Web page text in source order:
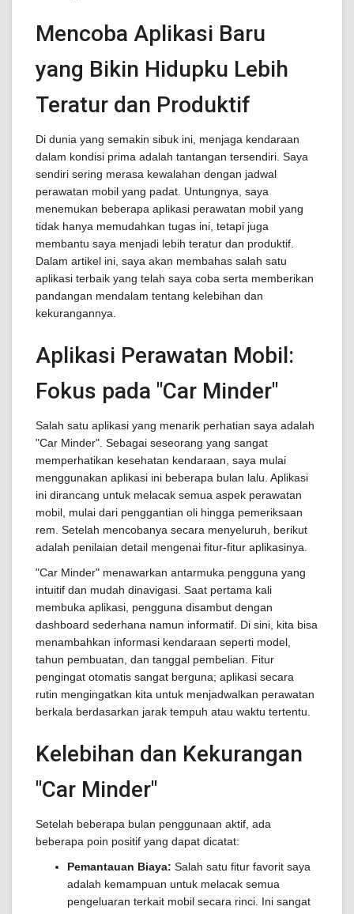
Mencoba Aplikasi Baru
yang Bikin Hidupku Lebih
Teratur dan Produktif
Di dunia yang semakin sibuk ini, menjaga kendaraan
dalam kondisi prima adalah tantangan tersendiri. Saya
sendiri sering merasa kewalahan dengan jadwal
perawatan mobil yang padat. Untungnya, saya
menemukan beberapa aplikasi perawatan mobil yang
tidak hanya memudahkan tugas ini, tetapi juga
membantu saya menjadi lebih teratur dan produktif.
Dalam artikel ini, saya akan membahas salah satu
aplikasi terbaik yang telah saya coba serta memberikan
pandangan mendalam tentang kelebihan dan
kekurangannya.
Aplikasi Perawatan Mobil:
Fokus pada "Car Minder"
Salah satu aplikasi yang menarik perhatian saya adalah
"Car Minder". Sebagai seseorang yang sangat
memperhatikan kesehatan kendaraan, saya mulai
menggunakan aplikasi ini beberapa bulan lalu. Aplikasi
ini dirancang untuk melacak semua aspek perawatan
mobil, mulai dari penggantian oli hingga pemeriksaan
rem. Setelah mencobanya secara menyeluruh, berikut
adalah penilaian detail mengenai fitur-fitur aplikasinya.
"Car Minder" menawarkan antarmuka pengguna yang
intuitif dan mudah dinavigasi. Saat pertama kali
membuka aplikasi, pengguna disambut dengan
dashboard sederhana namun informatif. Di sini, kita bisa
menambahkan informasi kendaraan seperti model,
tahun pembuatan, dan tanggal pembelian. Fitur
pengingat otomatis sangat berguna; aplikasi secara
rutin mengingatkan kita untuk menjadwalkan perawatan
berkala berdasarkan jarak tempuh atau waktu tertentu.
Kelebihan dan Kekurangan
"Car Minder"
Setelah beberapa bulan penggunaan aktif, ada
beberapa poin positif yang dapat dicatat:
Pemantauan Biaya: Salah satu fitur favorit saya
adalah kemampuan untuk melacak semua
pengeluaran terkait mobil secara rinci. Ini sangat